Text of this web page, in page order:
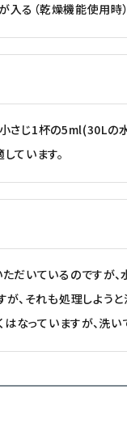
入る（乾燥機能使用
じ1杯の5ml(30Lの
ています。
いているのですが
、それも処理しよ
っていますが、洗い